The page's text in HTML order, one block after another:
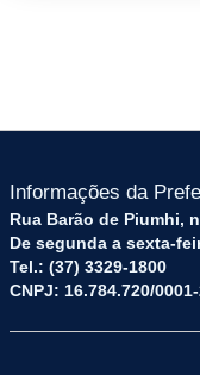
Informações da
Rua Barão de Piumhi,
De segunda a sexta-
Tel.: (37) 3329-1800
CNPJ: 16.784.720/